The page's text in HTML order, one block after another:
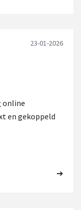
23-01-2026
online
en gekoppeld